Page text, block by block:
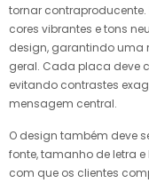
tornar
cores vibrantes e tons
design, garantindo uma
geral. Cada placa deve
evitando contrastes
mensagem central.
O design também deve
fonte, tamanho de letra
com que os clientes